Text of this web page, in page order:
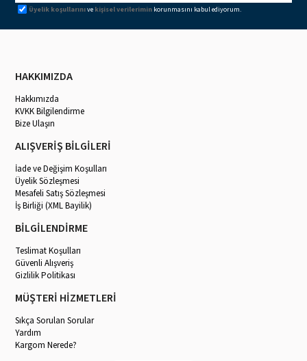
Üyelik koşullarınıve kişisel verilerimin korunmasını kabul ediyorum.
HAKKIMIZDA
Hakkımızda
KVKK Bilgilendirme
Bize Ulaşın
ALIŞVERİŞ BİLGİLERİ
İade ve Değişim Koşulları
Üyelik Sözleşmesi
Mesafeli Satış Sözleşmesi
İş Birliği (XML Bayilik)
BİLGİLENDİRME
Teslimat Koşulları
Güvenli Alışveriş
Gizlilik Politikası
MÜŞTERİ HİZMETLERİ
Sıkça Sorulan Sorular
Yardım
Kargom Nerede?